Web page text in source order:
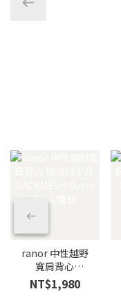
ranor 中性越野
寬肩背心
NOSLEEVE
BACKMESH
NT$1,980